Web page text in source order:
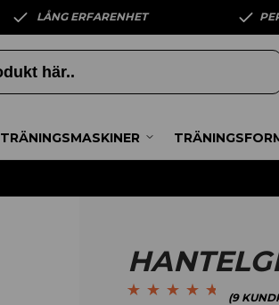
LÅNG ERFARENHET
TRÄNINGSMASKINER
(9